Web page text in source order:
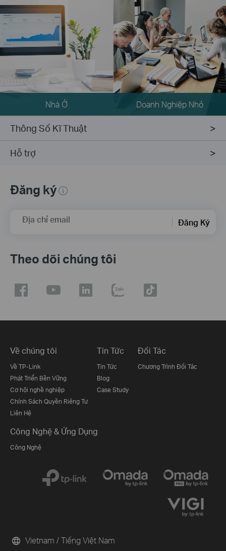
Nhà Ở Doanh Nghiệp Nhỏ
Thông Số Kĩ Thuật
Hỗ trợ
Đăng ký
Địa chỉ email Đăng Ký
Theo dõi chúng tôi
Về chúng tôi
Về TP-Link
Phát Triển Bền Vững
Cơ hội nghề nghiệp
Chính Sách Quyền Riêng Tư
Liên Hệ
Tin Tức
Tin Tức
Blog
Case Study
Đối Tác
Chương Trình Đối Tác
Công Nghệ & Ứng Dụng
Công Nghệ
Vietnam / Tiếng Việt Nam